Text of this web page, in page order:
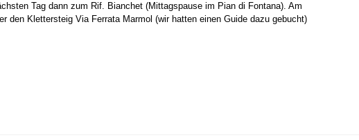
Tag dann zum Rif. Bianchet (Mittagspause im Pian di Fontana). Am
den Klettersteig Via Ferrata Marmol (wir hatten einen Guide dazu gebucht)